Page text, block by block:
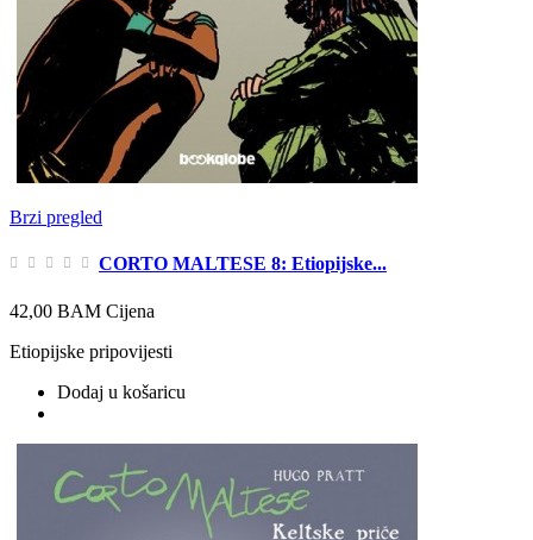
Brzi pregled
CORTO MALTESE 8: Etiopijske...
42,00 BAM Cijena
Etiopijske pripovijesti
Dodaj u košaricu